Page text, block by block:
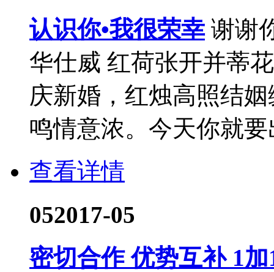
认识你•我很荣幸 谢谢
华仕威 红荷张开并蒂
庆新婚，红烛高照结
鸣情意浓。今天你就
查看详情
052017-05
密切合作 优势互补 1加